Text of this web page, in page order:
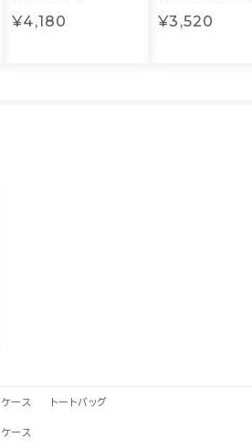
¥4,180 ¥3,520
ケース トートバッグ
ケース